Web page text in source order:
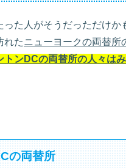
った人がそうだっただけか
れたニューヨークの両替所
トンDCの両替所の人々は
の両替所